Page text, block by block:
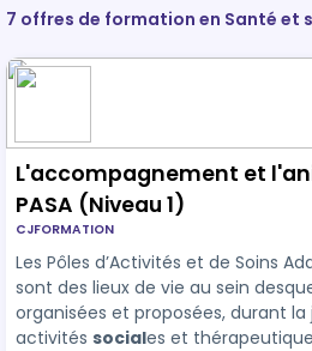
7 offres de formation en Santé et
L'accompagnement et
PASA (Niveau 1)
CJFORMATION
Les Pôles d’Activités et de Soins
sont des lieux de vie au sein
organisées et proposées, durant la
activités sociales et